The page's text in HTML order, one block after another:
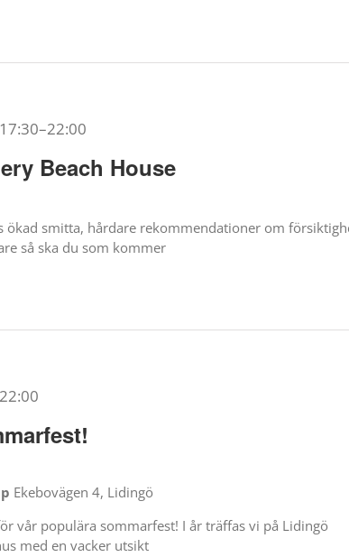
Beach House
–22:00
ökad smitta, hårdare rekommendationer om
så ska du som kommer
22:00
Ekebovägen 4, Lidingö
vår populära sommarfest! I år träffas vi på Lidingö
med en vacker utsikt